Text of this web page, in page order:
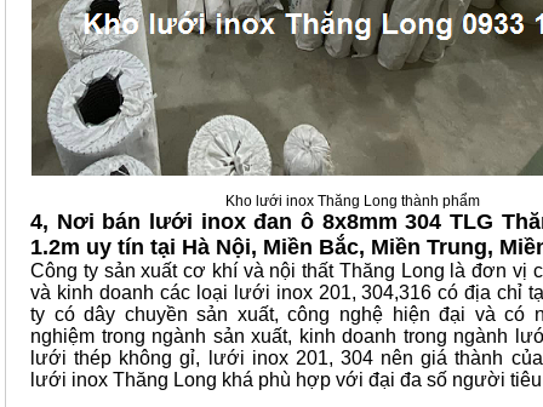
Kho lưới inox Thăng Long thành phẩm
4, Nơi bán lưới inox đan ô 8x8mm 304 TLG
1.2m uy tín tại Hà Nội, Miền Bắc, Miền Trung,
Công ty sản xuất cơ khí và nội thất Thăng Long là đơn vị
và kinh doanh các loại lưới inox 201, 304,316 có địa chỉ
ty có dây chuyền sản xuất, công nghệ hiện đại và có
nghiệm trong ngành sản xuất, kinh doanh trong ngành
lưới thép không gỉ, lưới inox 201, 304 nên giá thành
lưới inox Thăng Long khá phù hợp với đại đa số người